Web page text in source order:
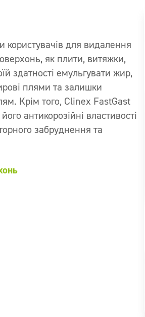
для видалення
як плити, витяжки,
здатності емульгувати жир,
плями та залишки
Крім того, Clinex FastGast
антикорозійні властивості
забруднення та